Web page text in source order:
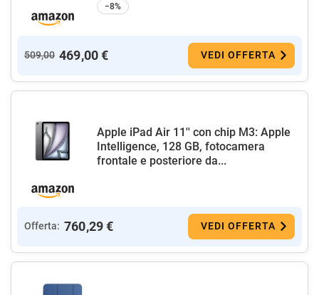
−8%
509,00 469,00 € VEDI OFFERTA
Apple iPad Air 11'' con chip M3: Apple
Intelligence, 128 GB, fotocamera
frontale e posteriore da...
Offerta: 760,29 € VEDI OFFERTA